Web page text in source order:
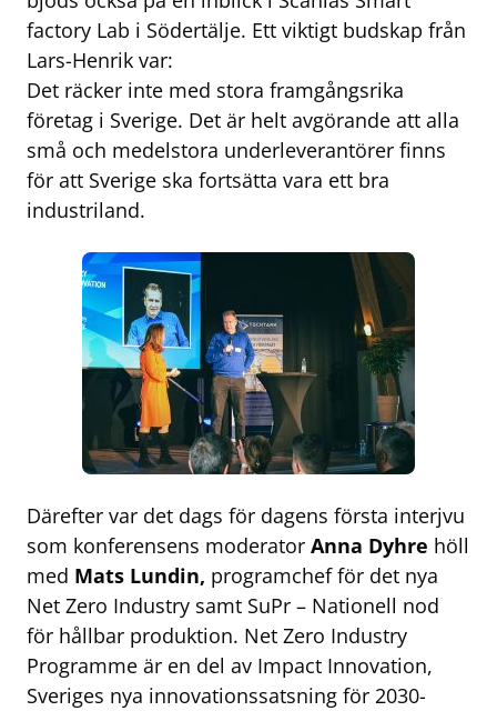
factory Lab i Södertälje. Ett viktigt budskap från
Lars-Henrik var:
Det räcker inte med stora framgångsrika
företag i Sverige. Det är helt avgörande att alla
små och medelstora underleverantörer finns
för att Sverige ska fortsätta vara ett bra
industriland.
Därefter var det dags för dagens första interjvu
som konferensens moderator Anna Dyhre höll
med Mats Lundin, programchef för det nya
Net Zero Industry samt SuPr – Nationell nod
för hållbar produktion. Net Zero Industry
Programme är en del av Impact Innovation,
Sveriges nya innovationssatsning för 2030-